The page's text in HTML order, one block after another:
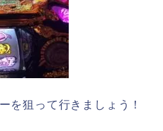
を狙って行きましょう！